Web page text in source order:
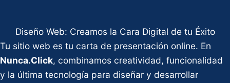
Diseño Web: Creamos la Cara Digital de tu Éxito
Tu sitio web es tu carta de presentación online. En
Nunca.Click, combinamos creatividad, funcionalidad
y la última tecnología para diseñar y desarrollar